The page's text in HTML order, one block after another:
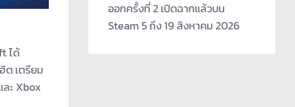
ได้
ต เตรียม
ะ Xbox
ออกครั้งที่ 2 เปิดฉากแล้วบน
Steam 5 ถึง 19 สิงหาคม 2026